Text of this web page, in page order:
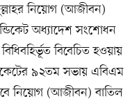
নিয়োগ (আজীবন)
অধ্যাদেশ সংশোধন
বিবেচিত হওয়ায়
৯২তম সভায় এবিএম
নিয়োগ (আজীবন) বাতিল